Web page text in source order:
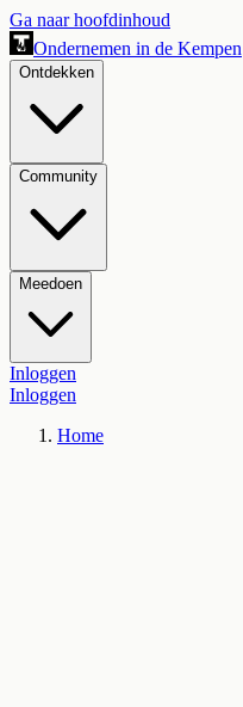
Ga naar hoofdinhoud
Ondernemen in de Kempen
Ontdekken
Community
Meedoen
Inloggen
Inloggen
Home